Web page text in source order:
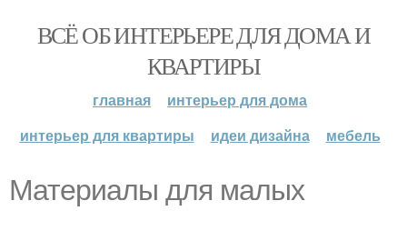
ВСЁ ОБ ИНТЕРЬЕРЕ ДЛЯ ДОМА И
КВАРТИРЫ
главная
интерьер для дома
интерьер для квартиры
идеи дизайна мебель
Материалы для малых